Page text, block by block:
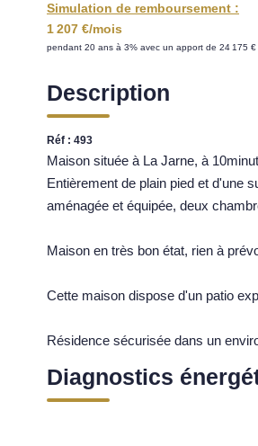
Simulation de remboursement :
1 207 €/mois
pendant 20 ans à 3% avec un apport de 24 175 €
Description
Réf : 493
Maison située à La Jarne, à
Entièrement de plain pied et d'une
aménagée et équipée, deux
Maison en très bon état, rien à
Cette maison dispose d'un patio
Résidence sécurisée dans un
Diagnostics